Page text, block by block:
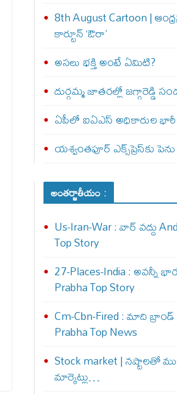
8th August Cartoon |
కార్టూన్ ‘ఔరా’
అసలు భక్తి అంటే ఏమిటి?
దుర్గమ్మ జాతరల్లో జగ్గారెడ్డి
ఏపీలో ఐఏఎస్ అధికారుల భారీ
యశ్వంతపూర్ ఎక్స్‌ప్రెస్‌కు
అంతర్జాతీయం :
Us-Iran-War : వార్ వ‌ద్దు
Top Story
27-Places-India : అవ‌న్నీ
Prabha Top Story
Cm-Cbn-Fired : మాది
Prabha Top News
Stock market | నష్టాలతో
మార్కెట్లు…